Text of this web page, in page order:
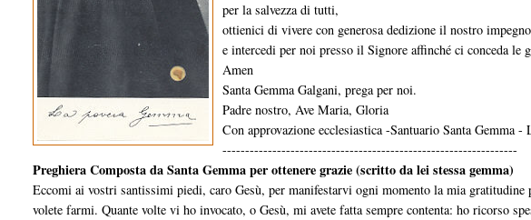
per la salvezza di tutti,
ottienici di vivere con generosa dedizione il nostro
e intercedi per noi presso il Signore affinché ci conceda le
Amen
Santa Gemma Galgani, prega per noi.
Padre nostro, Ave Maria, Gloria
Con approvazione ecclesiastica -Santuario Santa Gemma -
-----------------------------------------------------------------
Preghiera Composta da Santa Gemma per ottenere grazie (scritto da lei stessa gemma)
Eccomi ai vostri santissimi piedi, caro Gesù, per manifestarvi ogni momento la mia
volete farmi. Quante volte vi ho invocato, o Gesù, mi avete fatta sempre contenta: ho ricorso